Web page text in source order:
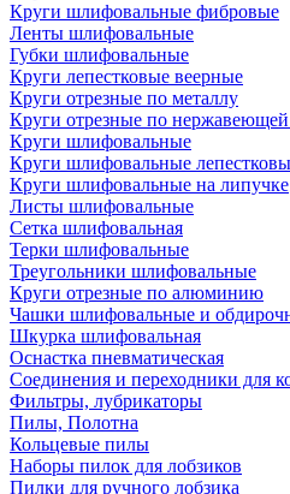
Круги шлифовальные фибровые
Ленты шлифовальные
Губки шлифовальные
Круги лепестковые веерные
Круги отрезные по металлу
Круги отрезные по нержавеющей
Круги шлифовальные
Круги шлифовальные
Круги шлифовальные на липучке
Листы шлифовальные
Сетка шлифовальная
Терки шлифовальные
Треугольники шлифовальные
Круги отрезные по алюминию
Чашки шлифовальные и
Шкурка шлифовальная
Оснастка пневматическая
Соединения и переходники для
Фильтры, лубрикаторы
Пилы, Полотна
Кольцевые пилы
Наборы пилок для лобзиков
Пилки для ручного лобзика